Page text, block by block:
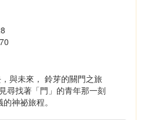
與未來， 鈴芽的關門之旅
尋找著「門」的青年那一刻
神祕旅程。